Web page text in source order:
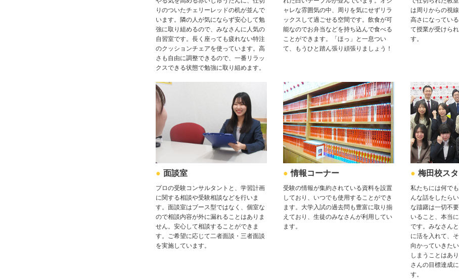
りのついたチェリーレッドの机が並んで
います。隣の人が気にならず安心して勉
強に取り組めるので、みなさんに人気の
自習室です。長く座っても疲れない特注
のクッションチェアを使っています。高
さも自由に調整できるので、一番リラッ
クスできる状態で勉強に取り組めます。
ャレな雰囲気の中、周りを気にせずリラ
ックスして過ごせる空間です。飲食が可
能なのでお弁当などを持ち込んで食べる
ことができます。「ほっ」と一息つい
て、もうひと踏ん張り頑張りましょう！
は周りからの視
高さになってい
て授業が受けら
す。
面談室
プロの受験コンサルタントと、学習計画
に関する相談や受験相談などを行いま
す。面談室はブース型ではなく、個室な
ので相談内容が外に漏れることはありま
せん。安心して相談することができま
す。ご希望に応じて二者面談・三者面談
を実施しています。
情報コーナー
受験の情報が集約されている資料を設置
しており、いつでも使用することができ
ます。大学入試の過去問も豊富に取り揃
えており、生徒のみなさんが利用してい
ます。
梅田校ス
私たちには何で
んな話をしたら
な躊躇は一切不
いること、本当
です。みなさん
に活を入れて、
向かっていきた
しまうことはあ
さんの目標達成
す。